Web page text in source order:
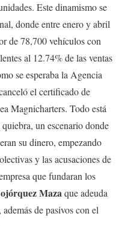
Este dinamismo se
donde entre enero y abril
de 78,700 vehículos con
al 12.74% de las ventas
se esperaba la Agencia
el certificado de
Magnicharters. Todo está
un escenario donde
su dinero, empezando
y las acusaciones de
que fundaran los
Mazaque adeuda
de pasivos con el